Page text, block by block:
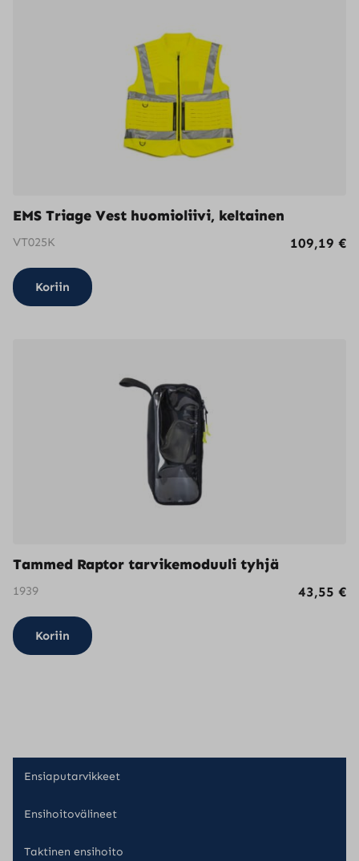
tehdä
valinnat
tuotteen
sivulla.
EMS Triage Vest huomioliivi, keltainen
VT025K 109,19 €
Koriin
Tammed Raptor tarvikemoduuli tyhjä
1939 43,55 €
Koriin
Ensiaputarvikkeet
Ensihoitovälineet
Taktinen ensihoito